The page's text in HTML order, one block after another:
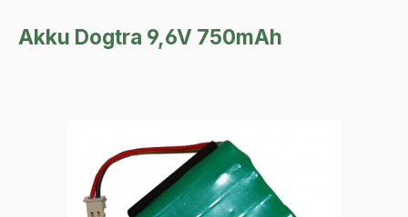
Akku Dogtra 9,6V 750mAh